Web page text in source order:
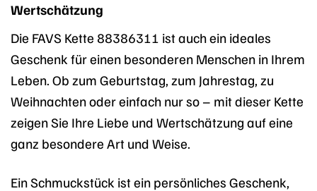
Wertschätzung
Die FAVS Kette 88386311 ist auch ein ideales
Geschenk für einen besonderen Menschen in Ihrem
Leben. Ob zum Geburtstag, zum Jahrestag, zu
Weihnachten oder einfach nur so – mit dieser Kette
zeigen Sie Ihre Liebe und Wertschätzung auf eine
ganz besondere Art und Weise.
Ein Schmuckstück ist ein persönliches Geschenk,